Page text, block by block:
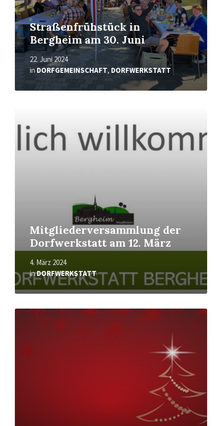
Straßenfrühstück in
Bergheim am 30. Juni
22. Juni 2024
in DORFGEMEINSCHAFT, DORFWERKSTATT
Mitgliederversammlung der
Dorfwerkstatt am 12. März
4. März 2024
inDORFWERKSTATT
Mehr